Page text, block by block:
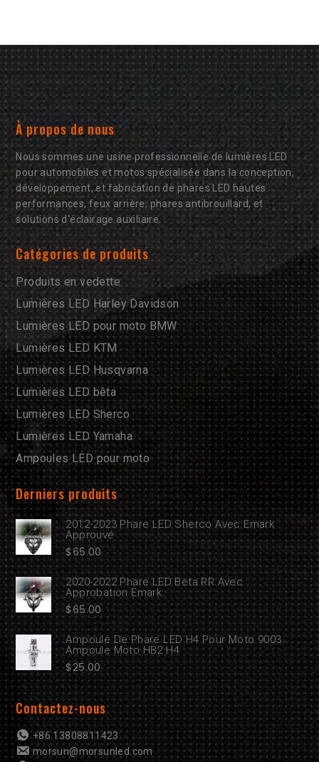
À propos de nous
Nous sommes une usine professionnelle de lumières LED
pour automobiles et motos spécialisée dans la conception,
développement, et fabrication de phares LED hautes
performances, feux arrière, phares antibrouillard, et
solutions d'éclairage auxiliaire.
Catégories de produits
Produits en vedette
Lumières LED Harley Davidson
Lumières LED pour moto BMW
Lumières LED KTM
Lumières LED Husqvarna
Lumières LED bêta
Lumières LED Sherco
Lumières LED Yamaha
Ampoules LED pour moto
Derniers produits
2012-2023 Phare LED Sherco Avec Emark
Approuvé
$65.00
2020-2022 Phare LED Beta RR Avec
Approbation Emark
$65.00
Ampoule De Phare LED H4 Pour Moto 9003
Ampoule Moto HB2 H4
$25.00
Contactez-nous
+86 13808811423
morsun@morsunled.com